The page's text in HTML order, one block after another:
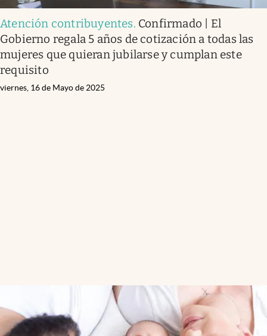
Atención contribuyentes. Confirmado | El
Gobierno regala 5 años de cotización a todas las
mujeres que quieran jubilarse y cumplan este
requisito
viernes, 16 de Mayo de 2025